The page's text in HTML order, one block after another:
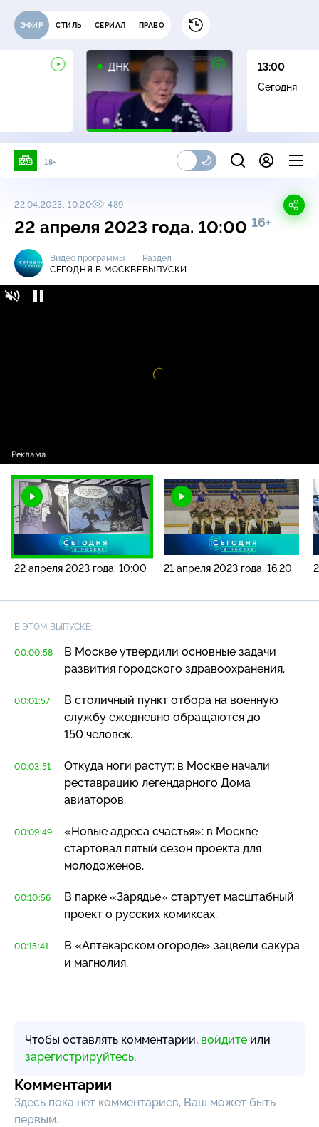
ЭФИР СТИЛЬ СЕРИАЛ ПРАВО
ДНК
13:00
Сегодня
18+
22.04.2023, 10:20 489
22 апреля 2023 года. 10:00 16+
Видео программы
СЕГОДНЯ В МОСКВЕ
Раздел
ВЫПУСКИ
22 апреля 2023 года. 10:00 21 апреля 2023 года. 16:20
В ЭТОМ ВЫПУСКЕ:
00:00:58
В Москве утвердили основные задачи
развития городского здравоохранения.
00:01:57
В столичный пункт отбора на военную
службу ежедневно обращаются до
150 человек.
00:03:51
Откуда ноги растут: в Москве начали
реставрацию легендарного Дома
авиаторов.
00:09:49
«Новые адреса счастья»: в Москве
стартовал пятый сезон проекта для
молодоженов.
00:10:56
В парке «Зарядье» стартует масштабный
проект о русских комиксах.
00:15:41
В «Аптекарском огороде» зацвели сакура
и магнолия.
Чтобы оставлять комментарии, войдите или
зарегистрируйтесь.
Комментарии
Здесь пока нет комментариев, Ваш может быть
первым.